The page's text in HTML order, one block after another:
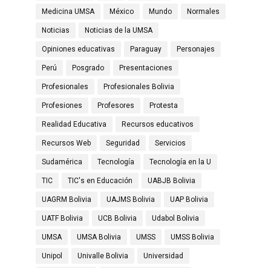
Medicina UMSA México Mundo Normales
Noticias Noticias de la UMSA
Opiniones educativas Paraguay Personajes
Perú Posgrado Presentaciones
Profesionales Profesionales Bolivia
Profesiones Profesores Protesta
Realidad Educativa Recursos educativos
Recursos Web Seguridad Servicios
Sudamérica Tecnología Tecnología en la U
TIC TIC's en Educación UABJB Bolivia
UAGRM Bolivia UAJMS Bolivia UAP Bolivia
UATF Bolivia UCB Bolivia Udabol Bolivia
UMSA UMSA Bolivia UMSS UMSS Bolivia
Unipol Univalle Bolivia Universidad